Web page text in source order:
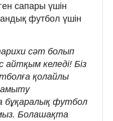
сапары үшін
футбол үшін
сәт болып
айтқым келеді! Біз
қолайлы
бұқаралық футбол
Болашақта